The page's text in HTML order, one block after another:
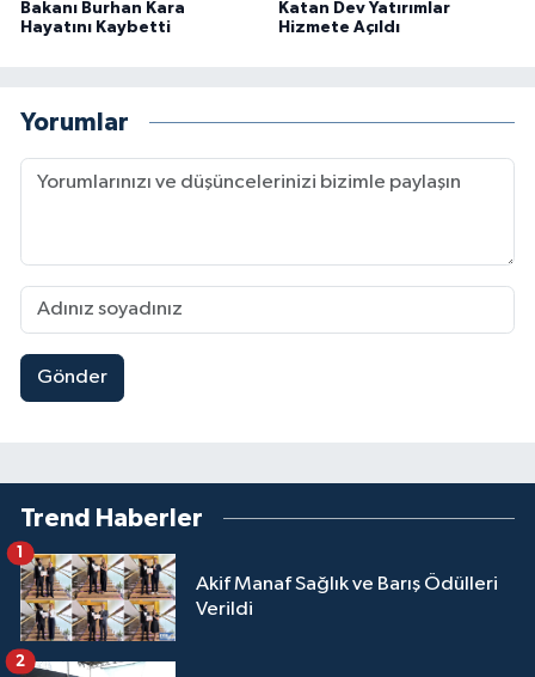
Bakanı Burhan Kara
Hayatını Kaybetti
Katan Dev Yatırımlar
Hizmete Açıldı
Yorumlar
Gönder
Trend Haberler
Akif Manaf Sağlık ve Barış Ödülleri
Verildi
1
2